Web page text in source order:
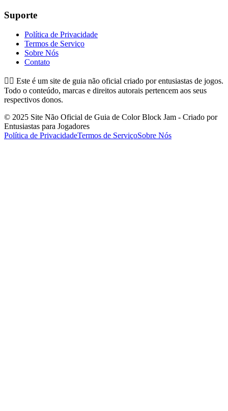
Suporte
Política de Privacidade
Termos de Serviço
Sobre Nós
Contato
👉🏻 Este é um site de guia não oficial criado por entusiastas de jogos.
Todo o conteúdo, marcas e direitos autorais pertencem aos seus
respectivos donos.
© 2025 Site Não Oficial de Guia de Color Block Jam - Criado por
Entusiastas para Jogadores
Política de PrivacidadeTermos de ServiçoSobre Nós